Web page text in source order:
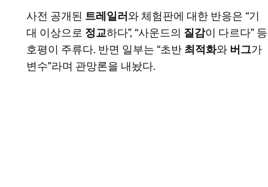
사전 공개된 트레일러 와 체험판에 대한 반응은 “기
대 이상으로 정교하다”, “사운드의 질감이 다르다” 등
호평이 주류다. 반면 일부는 “초반 최적화와 버그가
변수”라며 관망론을 내놨다.